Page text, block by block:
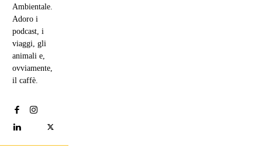
Ambientale.
Adoro i
podcast, i
viaggi, gli
animali e,
ovviamente,
il caffè.